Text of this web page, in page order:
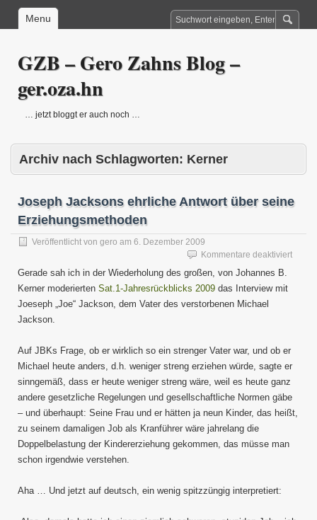
Menu
GZB – Gero Zahns Blog –
ger.oza.hn
… jetzt bloggt er auch noch …
Archiv nach Schlagworten: Kerner
Joseph Jacksons ehrliche Antwort über seine
Erziehungsmethoden
Veröffentlicht von gero am 6. Dezember 2009
Kommentare deaktiviertfür
Gerade sah ich in der Wiederholung des großen, von Johannes B.
Kerner moderierten Sat.1-Jahresrückblicks 2009 das Interview mit
Joeseph „Joe“ Jackson, dem Vater des verstorbenen Michael
Jackson.
Auf JBKs Frage, ob er wirklich so ein strenger Vater war, und ob er
Michael heute anders, d.h. weniger streng erziehen würde, sagte er
sinngemäß, dass er heute weniger streng wäre, weil es heute ganz
andere gesetzliche Regelungen und gesellschaftliche Normen gäbe
– und überhaupt: Seine Frau und er hätten ja neun Kinder, das heißt,
zu seinem damaligen Job als Kranführer wäre jahrelang die
Doppelbelastung der Kindererziehung gekommen, das müsse man
schon irgendwie verstehen.
Aha … Und jetzt auf deutsch, ein wenig spitzzüngig interpretiert: